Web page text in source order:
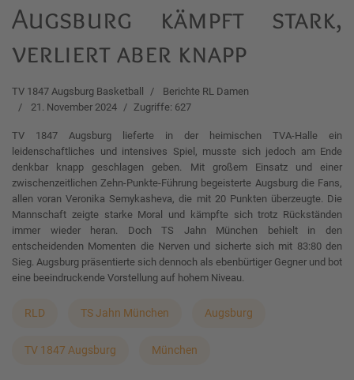
Augsburg kämpft stark,
verliert aber knapp
TV 1847 Augsburg Basketball
Berichte RL Damen
21. November 2024
Zugriffe: 627
TV 1847 Augsburg lieferte in der heimischen TVA-Halle ein
leidenschaftliches und intensives Spiel, musste sich jedoch am Ende
denkbar knapp geschlagen geben. Mit großem Einsatz und einer
zwischenzeitlichen Zehn-Punkte-Führung begeisterte Augsburg die Fans,
allen voran Veronika Semykasheva, die mit 20 Punkten überzeugte. Die
Mannschaft zeigte starke Moral und kämpfte sich trotz Rückständen
immer wieder heran. Doch TS Jahn München behielt in den
entscheidenden Momenten die Nerven und sicherte sich mit 83:80 den
Sieg. Augsburg präsentierte sich dennoch als ebenbürtiger Gegner und bot
eine beeindruckende Vorstellung auf hohem Niveau.
RLD TS Jahn München Augsburg
TV 1847 Augsburg München